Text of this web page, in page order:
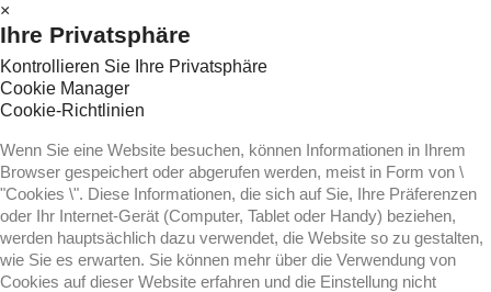
×
Ihre Privatsphäre
Kontrollieren Sie Ihre Privatsphäre
Cookie Manager
Cookie-Richtlinien
Wenn Sie eine Website besuchen, können Informationen in Ihrem
Browser gespeichert oder abgerufen werden, meist in Form von \
"Cookies \". Diese Informationen, die sich auf Sie, Ihre Präferenzen
oder Ihr Internet-Gerät (Computer, Tablet oder Handy) beziehen,
werden hauptsächlich dazu verwendet, die Website so zu gestalten,
wie Sie es erwarten. Sie können mehr über die Verwendung von
Cookies auf dieser Website erfahren und die Einstellung nicht